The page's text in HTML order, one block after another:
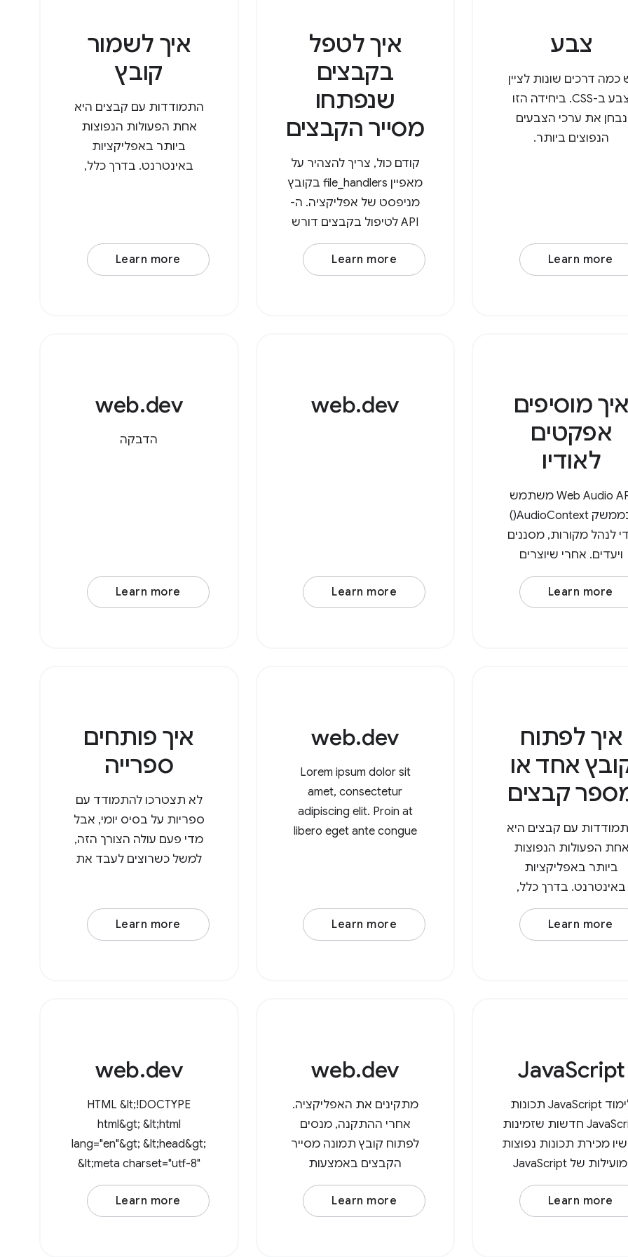
צבע
כמה דרכים שונות לציין
צבע ב-CSS. ביחידה הזו
נבחן את ערכי הצבעים
הנפוצים ביותר.
Learn more
איך לטפל
בקבצים
שנפתחו
מסייר הקבצים
קודם כול, צריך להצהיר על
מאפיין file_handlers בקובץ
מניפסט של אפליקציה. ה-
API לטיפול בקבצים דורש
לציין את המאפיין action
(כתובת URL לטיפול) ואתLearn more
איך לשמור
קובץ
התמודדות עם קבצים היא
אחת הפעולות הנפוצות
ביותר באפליקציות
באינטרנט. בדרך כלל,
עותק בתיקיית ההורדות. עם
ה-API לגישה למערכת
Learn more
איך מוסיפים
אפקטים
לאודיו
‫Web Audio API משתמש
בממשק AudioContext()
לנהל מקורות, מסננים
ויעדים. אחרי שיוצרים
AudioContext() חדש,
צומת של מקור אודיו,
Learn more
web.dev
Learn more
web.dev
הדבקה
Learn more
איך לפתוח
אחד או
קבצים
עם קבצים היא
אחת הפעולות הנפוצות
ביותר באפליקציות
באינטרנט. בדרך כלל,
צריכים להעלות
קובץ, לבצע בו שינויים ואז
Learn more
web.dev
Lorem ipsum dolor sit
amet, consectetur
adipiscing elit. Proin at
libero eget ante congue
mattis sed lorem. לורם
איפסום דולור סיט אמט,
Learn more
איך פותחים
ספרייה
לא תצטרכו להתמודד עם
ספריות על בסיס יומי, אבל
מדי פעם עולה הצורך הזה,
למשל כשרוצים לעבד את
המשתמשים יכולים עכשיו
לפתוח ספריות בדפדפן
Learn more
JavaScript
לימוד JavaScript תכונות
JavaScript חדשות שזמינות
מכירת תכונות נפוצות
ומועילות של JavaScript
אופטימיזציה של INP נמוך
שנגרם על ידי JavaScriptLearn more
web.dev
מתקינים את האפליקציה.
אחרי ההתקנה, מנסים
לפתוח קובץ תמונה מסייר
הקבצים באמצעות
האפליקציה.
Learn more
web.dev
HTML &lt;!DOCTYPE
html&gt; &lt;html
lang="en"&gt; &lt;head&gt;
&lt;meta charset="utf-8"
/&gt; &lt;meta
name="viewport"
Learn more